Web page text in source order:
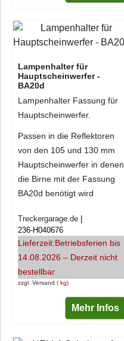
Lampenhalter für
Hauptscheinwerfer -
BA20d
Lampenhalter Fassung für
Hauptscheinwerfer.
Passen in die Reflektoren
von den 105 und 130 mm
Hauptscheinwerfer in denen
die Birne mit der Fassung
BA20d benötigt wird
zzgl. Versand kg
Treckergarage.de
236-H040676
Lieferzeit:Betriebsferien bis
14.08.2026 – Derzeit nicht
bestellbar
Mehr Infos